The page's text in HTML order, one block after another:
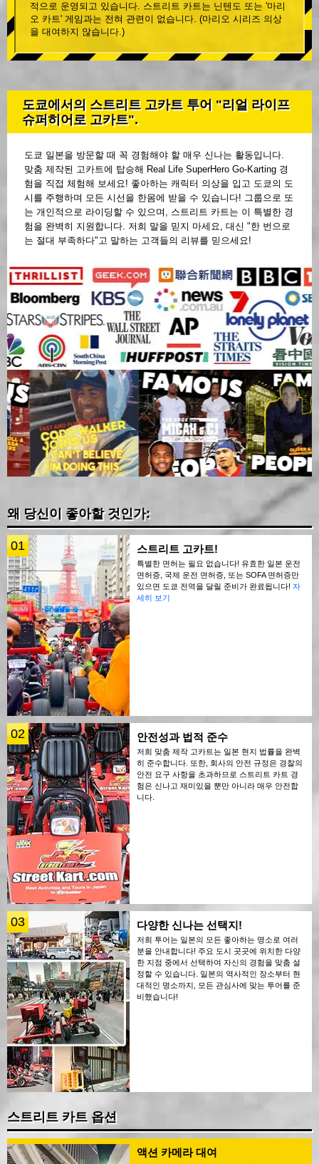
적으로 운영되고 있습니다. 스트리트 카트는 닌텐도 또는 '마리
오 카트' 게임과는 전혀 관련이 없습니다. (마리오 시리즈 의상
을 대여하지 않습니다.)
도쿄에서의 스트리트 고카트 투어 "리얼 라이프
슈퍼히어로 고카트".
도쿄 일본을 방문할 때 꼭 경험해야 할 매우 신나는 활동입니다.
맞춤 제작된 고카트에 탑승해 Real Life SuperHero Go-Karting 경
험을 직접 체험해 보세요! 좋아하는 캐릭터 의상을 입고 도쿄의 도
시를 주행하며 모든 시선을 한몸에 받을 수 있습니다! 그룹으로 또
는 개인적으로 라이딩할 수 있으며, 스트리트 카트는 이 특별한 경
험을 완벽히 지원합니다. 저희 말을 믿지 마세요, 대신 "한 번으로
는 절대 부족하다"고 말하는 고객들의 리뷰를 믿으세요!
왜 당신이 좋아할 것인가:
01 스트리트 고카트!
특별한 면허는 필요 없습니다! 유효한 일본 운전
면허증, 국제 운전 면허증, 또는 SOFA 면허증만
있으면 도쿄 전역을 달릴 준비가 완료됩니다! 자
세히 보기
02 안전성과 법적 준수
저희 맞춤 제작 고카트는 일본 현지 법률을 완벽
히 준수합니다. 또한, 회사의 안전 규정은 경찰의
안전 요구 사항을 초과하므로 스트리트 카트 경
험은 신나고 재미있을 뿐만 아니라 매우 안전합
니다.
03 다양한 신나는 선택지!
저희 투어는 일본의 모든 좋아하는 명소로 여러
분을 안내합니다! 주요 도시 곳곳에 위치한 다양
한 지점 중에서 선택하여 자신의 경험을 맞춤 설
정할 수 있습니다. 일본의 역사적인 장소부터 현
대적인 명소까지, 모든 관심사에 맞는 투어를 준
비했습니다!
스트리트 카트 옵션
액션 카메라 대여